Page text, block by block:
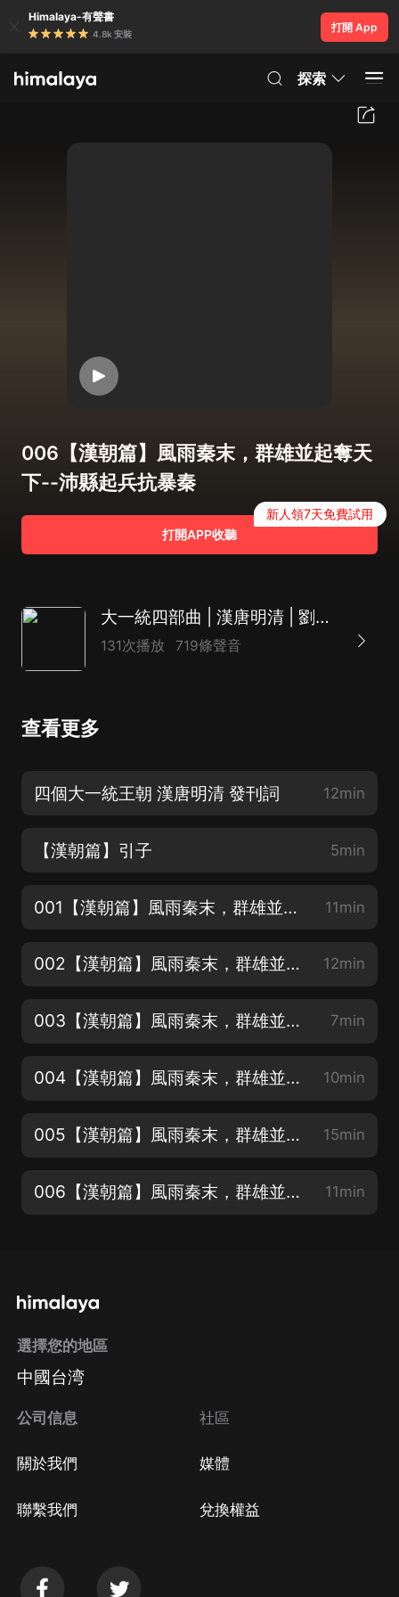
Himalaya-有聲書
4.8k 安裝
打開 App
探索
006【漢朝篇】風雨秦末，群雄並起奪天
下--沛縣起兵抗暴秦
打開APP收聽
新人領7天免費試用
大一統四部曲 | 漢唐明清 | 劉邦、武則天、朱元璋、康熙
131次播放 719條聲音
查看更多
四個大一統王朝 漢唐明清 發刊詞 12min
【漢朝篇】引子 5min
001【漢朝篇】風雨秦末，群雄並起奪天下--風雨大澤鄉 11min
002【漢朝篇】風雨秦末，群雄並起奪天下--志做鴻鵠，卻無鴻鵠的氣度 12min
003【漢朝篇】風雨秦末，群雄並起奪天下--市井出身 7min
004【漢朝篇】風雨秦末，群雄並起奪天下--好漢無好妻，賴漢守花枝 10min
005【漢朝篇】風雨秦末，群雄並起奪天下--“承天景命”斬白蛇 15min
006【漢朝篇】風雨秦末，群雄並起奪天下--沛縣起兵抗暴秦 11min
選擇您的地區
中國台湾
公司信息
關於我們
聯繫我們
社區
媒體
兌換權益